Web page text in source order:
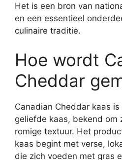
Het is een bron van
en een essentieel
culinaire traditie.
Hoe wordt
Cheddar
Canadian Cheddar kaas
geliefde kaas, bekend om
romige textuur. Het
kaas begint met verse,
die zich voeden met gras